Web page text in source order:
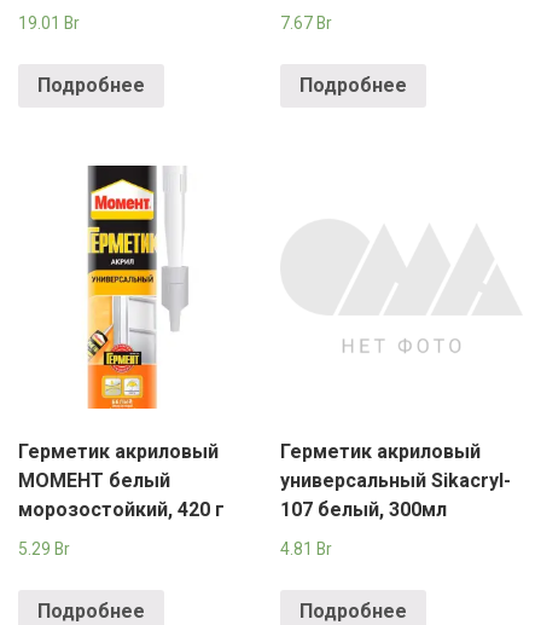
19.01 Br
Подробнее
7.67Br
Подробнее
Герметик акриловый
МОМЕНТ белый
морозостойкий, 420 г
5.29 Br
Подробнее
Герметик акриловый
универсальный Sikacryl-
107 белый, 300мл
4.81Br
Подробнее